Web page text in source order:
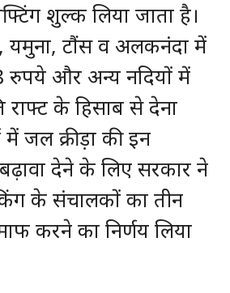
शुल्क लिया जाता है।
यमुना, टौंस व अलकनंदा में
और अन्य नदियों में
राफ्ट के हिसाब से देना
में जल क्रीड़ा की इन
देने के लिए सरकार ने
के संचालकों का तीन
करने का निर्णय लिया